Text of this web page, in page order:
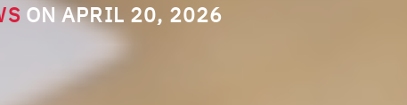
ON APRIL 20, 2026